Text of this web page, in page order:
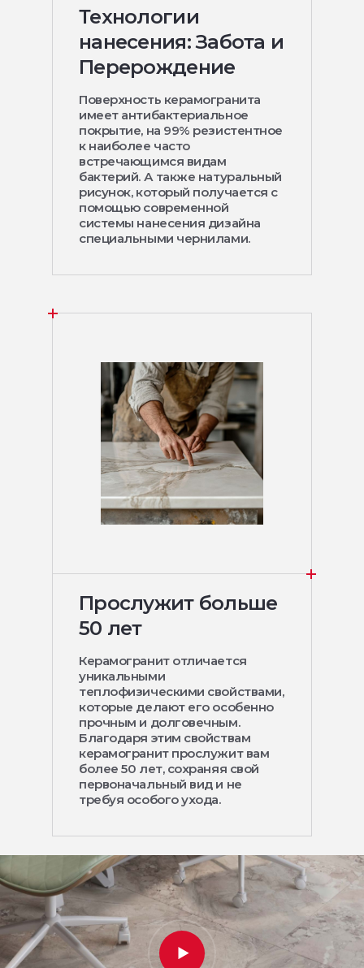
Технологии
нанесения: Забота и
Перерождение
Поверхность керамогранита
имеет антибактериальное
покрытие, на 99% резистентное
к наиболее часто
встречающимся видам
бактерий. А также натуральный
рисунок, который получается с
помощью современной
системы нанесения дизайна
специальными чернилами.
Прослужит больше
50 лет
Керамогранит отличается
уникальными
теплофизическими свойствами,
которые делают его особенно
прочным и долговечным.
Благодаря этим свойствам
керамогранит прослужит вам
более 50 лет, сохраняя свой
первоначальный вид и не
требуя особого ухода.